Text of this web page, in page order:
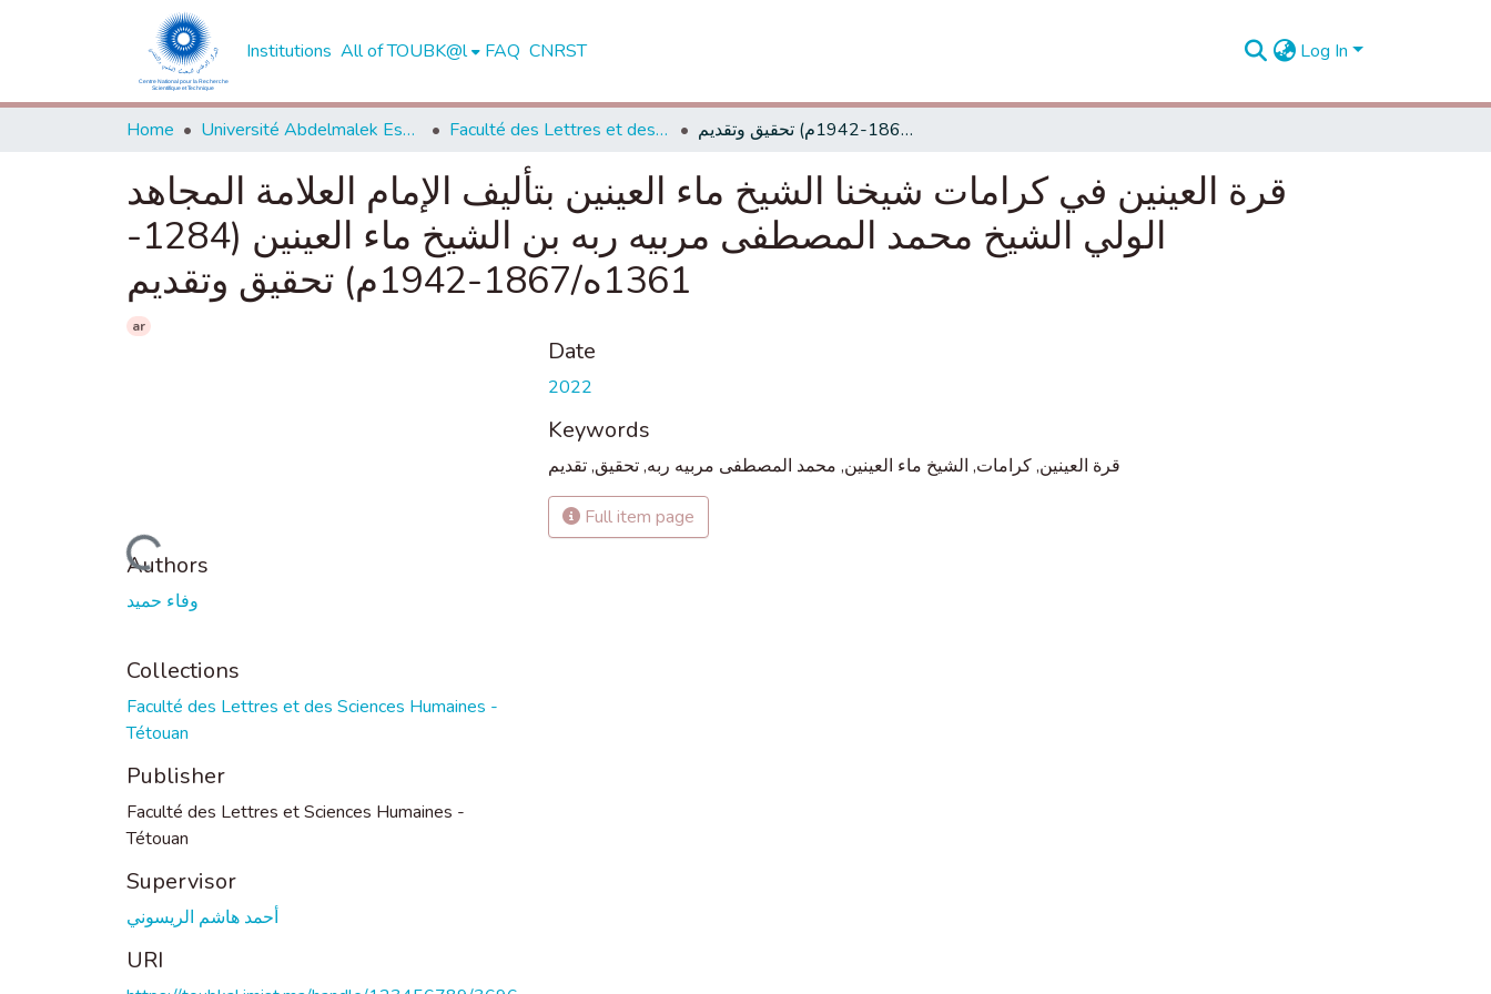
Institutions All of TOUBK@l FAQ CNRST Log In
Home Université Abdelmalek Essaadi - Tétouan Faculté des Lettres et des Sciences Humaines - Tétouan قرة العينين في كرامات شيخنا الشيخ ماء العينين بتأليف الإمام العلامة المجاهد الولي الشيخ محمد المصطفى مربيه ربه بن الشيخ ماء العينين (1284-1361ه/1867-1942م) تحقيق وتقديم
قرة العينين في كرامات شيخنا الشيخ ماء العينين بتأليف الإمام العلامة المجاهد
الولي الشيخ محمد المصطفى مربيه ربه بن الشيخ ماء العينين (1284-
1361ه/1867-1942م) تحقيق وتقديم
ar
Loading...
Authors
وفاء حميد
Collections
Faculté des Lettres et des Sciences Humaines -
Tétouan
Publisher
Faculté des Lettres et Sciences Humaines -
Tétouan
Supervisor
أحمد هاشم الريسوني
URI
Date
2022
Keywords
قرة العينين, كرامات, الشيخ ماء العينين, محمد المصطفى مربيه ربه, تحقيق, تقديم
Full item page